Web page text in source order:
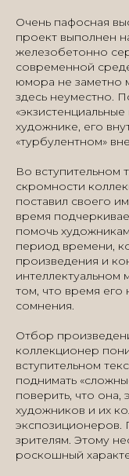
Очень пафосная
проект выполнен
железобетонно
современной
юмора не заметно
здесь неуместно.
художнике, его
«турбулентном»
Во вступительном
скромности
поставил своего
время
помочь
период времени,
произведения и
интеллектуальном
том, что время его
сомнения.
Отбор
коллекционер
вступительном
поднимать
поверить, что она,
художников и их
экспозиционеров.
зрителям. Этому
роскошный